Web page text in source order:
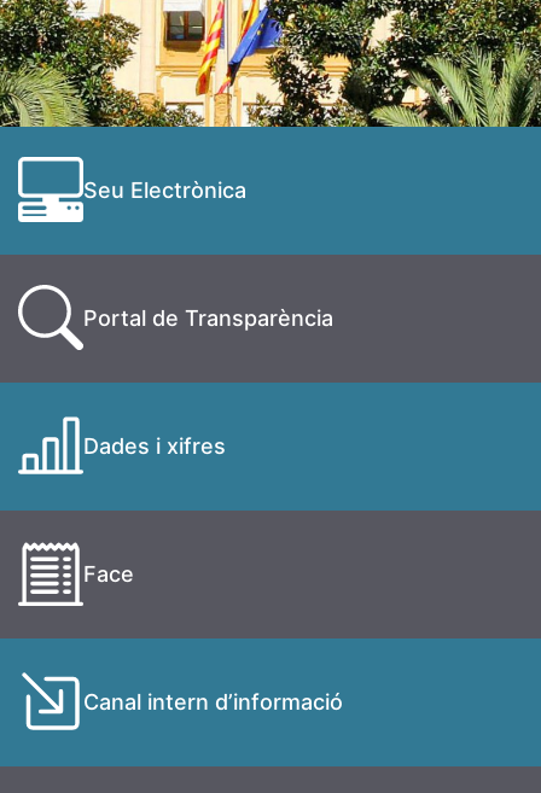
Seu Electrònica
Portal de Transparència
Dades i xifres
Face
Canal intern d’informació